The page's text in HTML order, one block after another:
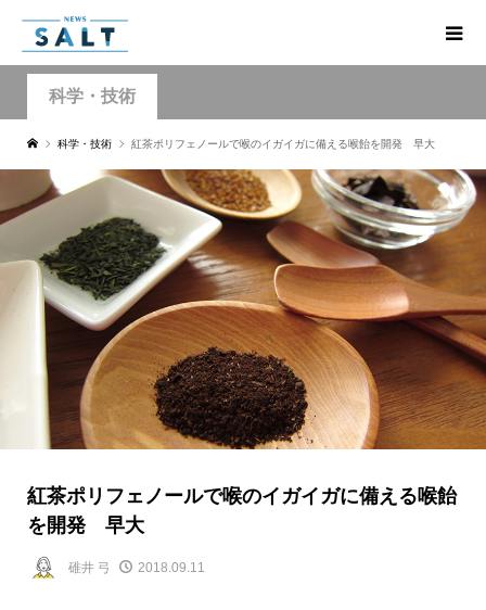
科学・技術
科学・技術 紅茶ポリフェノールで喉のイガイガに備える喉飴を開発 早大
紅茶ポリフェノールで喉のイガイガに備える喉飴
を開発 早大
碓井 弓 2018.09.11